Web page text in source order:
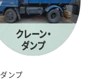
ダンプ